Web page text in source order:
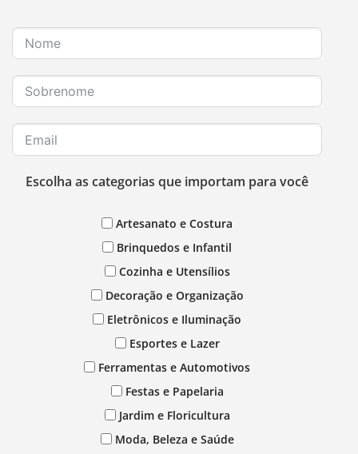
Escolha as categorias que importam para você
Artesanato e Costura
Brinquedos e Infantil
Cozinha e Utensílios
Decoração e Organização
Eletrônicos e Iluminação
Esportes e Lazer
Ferramentas e Automotivos
Festas e Papelaria
Jardim e Floricultura
Moda, Beleza e Saúde